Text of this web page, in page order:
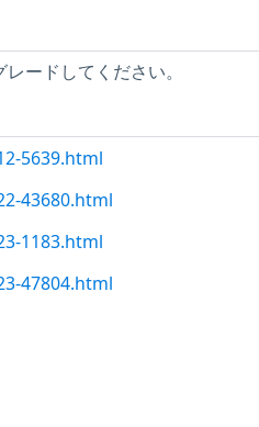
ードしてください。
5639.html
43680.html
1183.html
47804.html